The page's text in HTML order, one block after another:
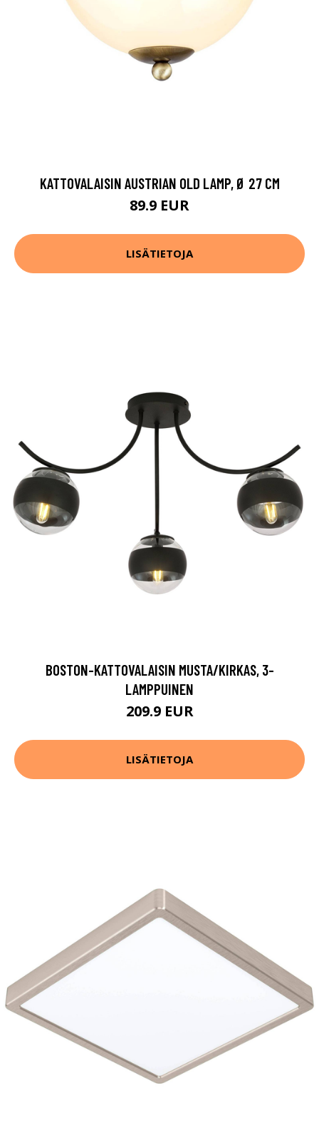
KATTOVALAISIN AUSTRIAN OLD LAMP, Ø 27 CM
89.9 EUR
LISÄTIETOJA
BOSTON-KATTOVALAISIN MUSTA/KIRKAS, 3-
LAMPPUINEN
209.9 EUR
LISÄTIETOJA